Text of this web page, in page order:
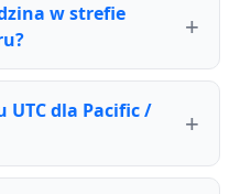
w strefie
UTC dla Pacific /